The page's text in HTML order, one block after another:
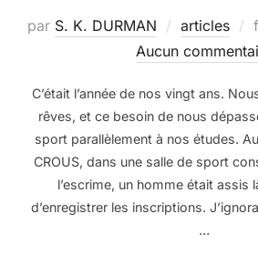
par S. K. DURMAN articles
Aucun
C’était l’année de nos vingt ans.
rêves, et ce besoin de nous
sport parallèlement à nos études.
CROUS, dans une salle de sport
l’escrime, un homme était assis
d’enregistrer les inscriptions.
…